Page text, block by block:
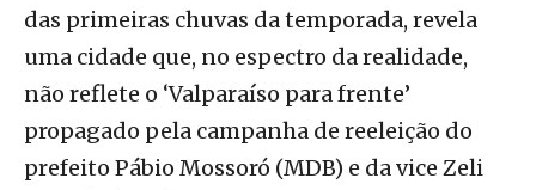
das primeiras chuvas da temporada, revela
uma cidade que, no espectro da realidade,
não reflete o ‘Valparaíso para frente’
propagado pela campanha de reeleição do
prefeito Pábio Mossoró (MDB) e da vice Zeli